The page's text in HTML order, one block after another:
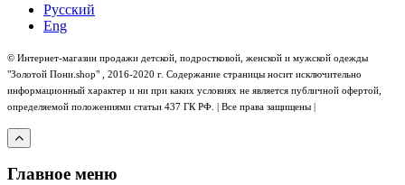
Русский
Eng
© Интернет-магазин продажи детской, подростковой, женской и мужской одежды
"Золотой Пони.shop" , 2016-2020 г. Содержание страницы носит исключительно
информационный характер и ни при каких условиях не является публичной офертой,
определяемой положениями статьи 437 ГК РФ. | Все права защищены |
Главное меню